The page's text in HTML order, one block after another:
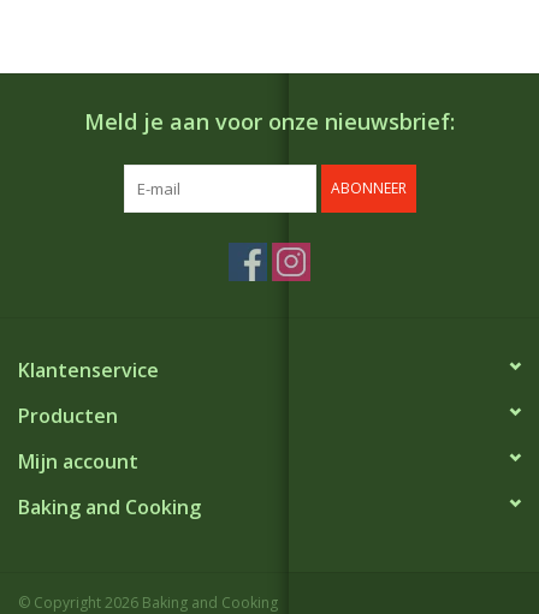
Meld je aan voor onze nieuwsbrief:
ABONNEER
Klantenservice
Producten
Mijn account
Baking and Cooking
© Copyright 2026 Baking and Cooking